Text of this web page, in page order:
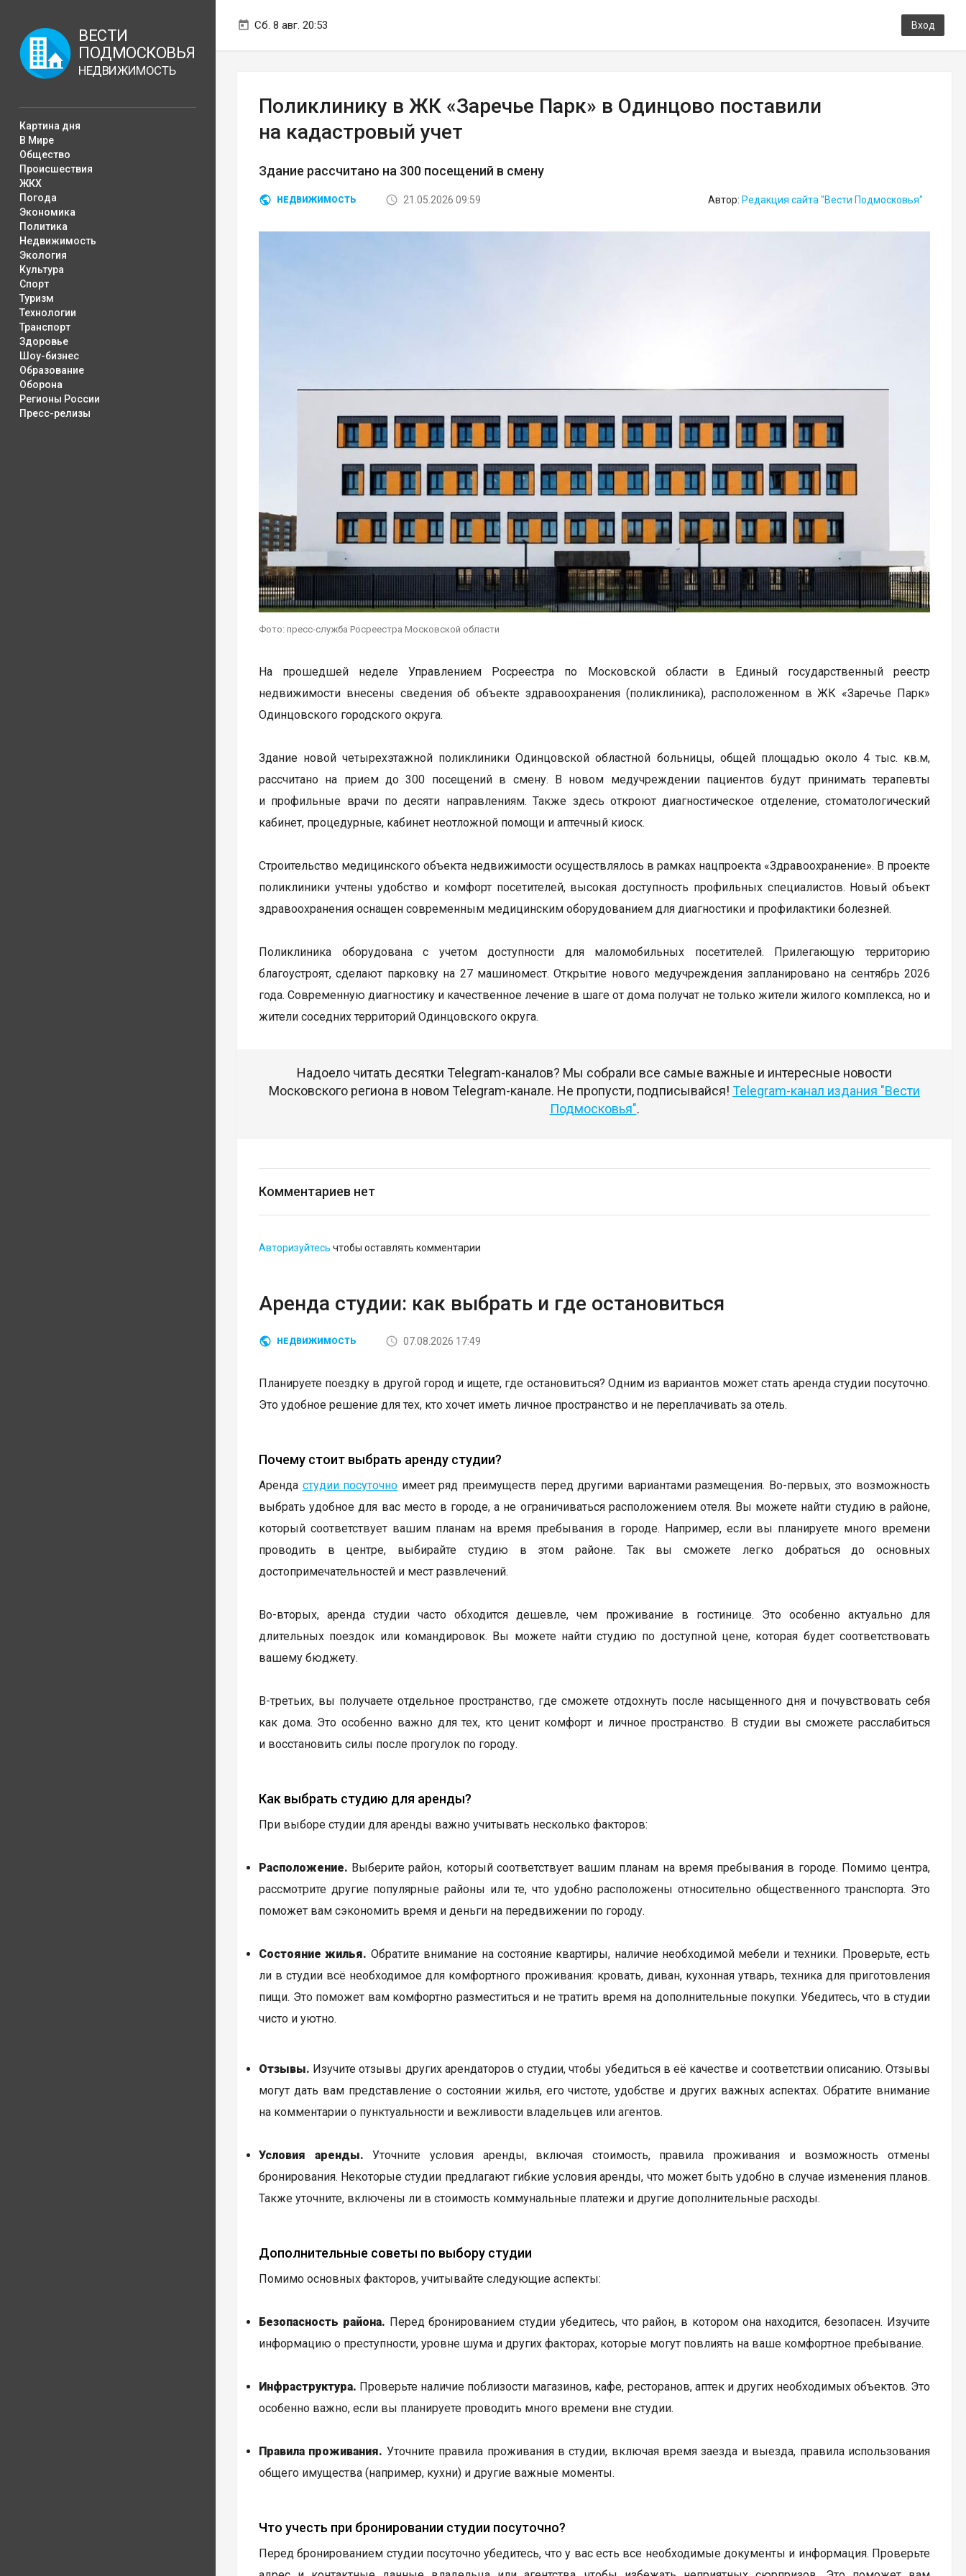
Сб. 8 авг. 20:53 Вход
ВЕСТИ
ПОДМОСКОВЬЯ
НЕДВИЖИМОСТЬ
Картина дня
В Мире
Общество
Происшествия
ЖКХ
Погода
Экономика
Политика
Недвижимость
Экология
Культура
Спорт
Туризм
Технологии
Транспорт
Здоровье
Шоу-бизнес
Образование
Оборона
Регионы России
Пресс-релизы
Поликлинику в ЖК «Заречье Парк» в Одинцово поставили
на кадастровый учет
Здание рассчитано на 300 посещений в смену
НЕДВИЖИМОСТЬ 21.05.2026 09:59 Автор: Редакция сайта "Вести Подмосковья"
Фото: пресс-служба Росреестра Московской области
На прошедшей неделе Управлением Росреестра по Московской области в Единый государственный реестр
недвижимости внесены сведения об объекте здравоохранения (поликлиника), расположенном в ЖК «Заречье Парк»
Одинцовского городского округа.
Здание новой четырехэтажной поликлиники Одинцовской областной больницы, общей площадью около 4 тыс. кв.м,
рассчитано на прием до 300 посещений в смену. В новом медучреждении пациентов будут принимать терапевты
и профильные врачи по десяти направлениям. Также здесь откроют диагностическое отделение, стоматологический
кабинет, процедурные, кабинет неотложной помощи и аптечный киоск.
Строительство медицинского объекта недвижимости осуществлялось в рамках нацпроекта «Здравоохранение». В проекте
поликлиники учтены удобство и комфорт посетителей, высокая доступность профильных специалистов. Новый объект
здравоохранения оснащен современным медицинским оборудованием для диагностики и профилактики болезней.
Поликлиника оборудована с учетом доступности для маломобильных посетителей. Прилегающую территорию
благоустроят, сделают парковку на 27 машиномест. Открытие нового медучреждения запланировано на сентябрь 2026
года. Современную диагностику и качественное лечение в шаге от дома получат не только жители жилого комплекса, но и
жители соседних территорий Одинцовского округа.
Надоело читать десятки Telegram-каналов? Мы собрали все самые важные и интересные новости
Московского региона в новом Telegram-канале. Не пропусти, подписывайся! Telegram-канал издания "Вести
Подмосковья".
Комментариев нет
Авторизуйтесь чтобы оставлять комментарии
Аренда студии: как выбрать и где остановиться
НЕДВИЖИМОСТЬ 07.08.2026 17:49
Планируете поездку в другой город и ищете, где остановиться? Одним из вариантов может стать аренда студии посуточно.
Это удобное решение для тех, кто хочет иметь личное пространство и не переплачивать за отель.
Почему стоит выбрать аренду студии?
Аренда студии посуточно имеет ряд преимуществ перед другими вариантами размещения. Во-первых, это возможность
выбрать удобное для вас место в городе, а не ограничиваться расположением отеля. Вы можете найти студию в районе,
который соответствует вашим планам на время пребывания в городе. Например, если вы планируете много времени
проводить в центре, выбирайте студию в этом районе. Так вы сможете легко добраться до основных
достопримечательностей и мест развлечений.
Во-вторых, аренда студии часто обходится дешевле, чем проживание в гостинице. Это особенно актуально для
длительных поездок или командировок. Вы можете найти студию по доступной цене, которая будет соответствовать
вашему бюджету.
В-третьих, вы получаете отдельное пространство, где сможете отдохнуть после насыщенного дня и почувствовать себя
как дома. Это особенно важно для тех, кто ценит комфорт и личное пространство. В студии вы сможете расслабиться
и восстановить силы после прогулок по городу.
Как выбрать студию для аренды?
При выборе студии для аренды важно учитывать несколько факторов:
Расположение. Выберите район, который соответствует вашим планам на время пребывания в городе. Помимо центра,
рассмотрите другие популярные районы или те, что удобно расположены относительно общественного транспорта. Это
поможет вам сэкономить время и деньги на передвижении по городу.
Состояние жилья. Обратите внимание на состояние квартиры, наличие необходимой мебели и техники. Проверьте, есть
ли в студии всё необходимое для комфортного проживания: кровать, диван, кухонная утварь, техника для приготовления
пищи. Это поможет вам комфортно разместиться и не тратить время на дополнительные покупки. Убедитесь, что в студии
чисто и уютно.
Отзывы. Изучите отзывы других арендаторов о студии, чтобы убедиться в её качестве и соответствии описанию. Отзывы
могут дать вам представление о состоянии жилья, его чистоте, удобстве и других важных аспектах. Обратите внимание
на комментарии о пунктуальности и вежливости владельцев или агентов.
Условия аренды. Уточните условия аренды, включая стоимость, правила проживания и возможность отмены
бронирования. Некоторые студии предлагают гибкие условия аренды, что может быть удобно в случае изменения планов.
Также уточните, включены ли в стоимость коммунальные платежи и другие дополнительные расходы.
Дополнительные советы по выбору студии
Помимо основных факторов, учитывайте следующие аспекты:
Безопасность района. Перед бронированием студии убедитесь, что район, в котором она находится, безопасен. Изучите
информацию о преступности, уровне шума и других факторах, которые могут повлиять на ваше комфортное пребывание.
Инфраструктура. Проверьте наличие поблизости магазинов, кафе, ресторанов, аптек и других необходимых объектов. Это
особенно важно, если вы планируете проводить много времени вне студии.
Правила проживания. Уточните правила проживания в студии, включая время заезда и выезда, правила использования
общего имущества (например, кухни) и другие важные моменты.
Что учесть при бронировании студии посуточно?
Перед бронированием студии посуточно убедитесь, что у вас есть все необходимые документы и информация. Проверьте